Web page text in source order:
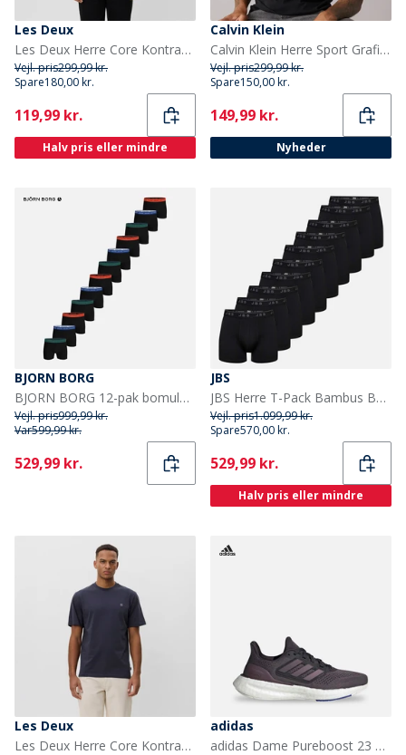
Les Deux
Les Deux Herre Core Kontrast T-shirt Dark Sand
Vejl. pris299,99 kr.
Spare180,00 kr.
Current
119,99 kr.
Halv pris eller mindre
Calvin Klein
Calvin Klein Herre Sport Grafisk T-shirt Sort
Vejl. pris299,99 kr.
Spare150,00 kr.
Current
149,99 kr.
Nyheder
BJORN BORG
BJORN BORG 12-pak bomulds stretch boxers Multipack 1
Vejl. pris999,99 kr.
Var599,99 kr.
Current
529,99 kr.
JBS
JBS Herre T-Pack Bambus Bokser Sort
Vejl. pris1.099,99 kr.
Spare570,00 kr.
Current
529,99 kr.
Halv pris eller mindre
Les Deux
Les Deux Herre Core Kontrast T-shirt India Ink Blue
adidas
adidas Dame Pureboost 23 Neutrale Løbesko Aurora Black/Aurora Metallic/Core Black